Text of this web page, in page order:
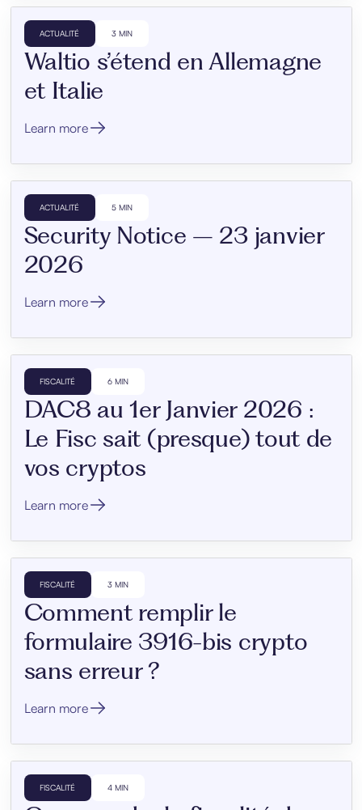
ACTUALITÉ 3 MIN
Waltio s’étend en Allemagne
et Italie
Learn more
ACTUALITÉ 5 MIN
Security Notice – 23 janvier
2026
Learn more
FISCALITÉ 6 MIN
DAC8 au 1er Janvier 2026 :
Le Fisc sait (presque) tout de
vos cryptos
Learn more
FISCALITÉ 3 MIN
Comment remplir le
formulaire 3916-bis crypto
sans erreur ?
Learn more
FISCALITÉ 4 MIN